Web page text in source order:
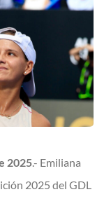
2025.- Emiliana
2025 del GDL